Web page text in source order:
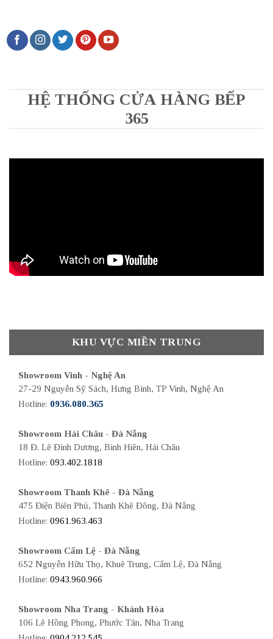
HỆ THỐNG CỬA HÀNG BẾP
365
KHU VỰC MIỀN TRUNG
Showroom Vinh - Nghệ An
27-29 Nguyễn Sỹ Sách, Hưng Bình, TP Vinh, Nghệ An
Hotline: 0936.080.365
Showroom Hải Châu - Đà Nẵng
18 Đ. Lê Đình Dương, Bình Hiên, Hải Châu
Hotline: 093.402.1818
Showroom Thanh Khê - Đà Nẵng
475 Điện Biên Phủ, Thanh Khê Đông, Đà Nẵng
Hotline: 0961.963.463
Showroom Cẩm Lệ - Đà Nẵng
652 Nguyễn Hữu Thọ, Khuê Trung, Cẩm Lệ, Đà Nẵng
Hotline: 0943.960.966
Showroom Nha Trang - Khánh Hòa
106 Lê Hồng Phong, Phước Tân, Nha Trang